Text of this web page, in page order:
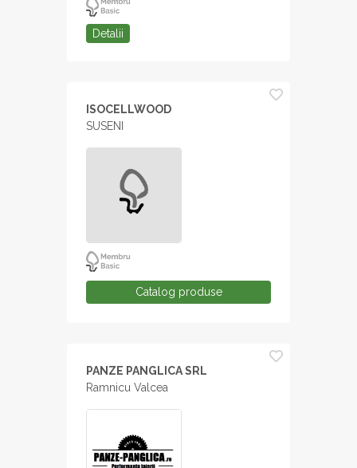
Detalii
ISOCELLWOOD
SUSENI
Catalog produse
PANZE PANGLICA SRL
Ramnicu Valcea